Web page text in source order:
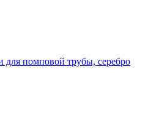
помповой трубы, серебро